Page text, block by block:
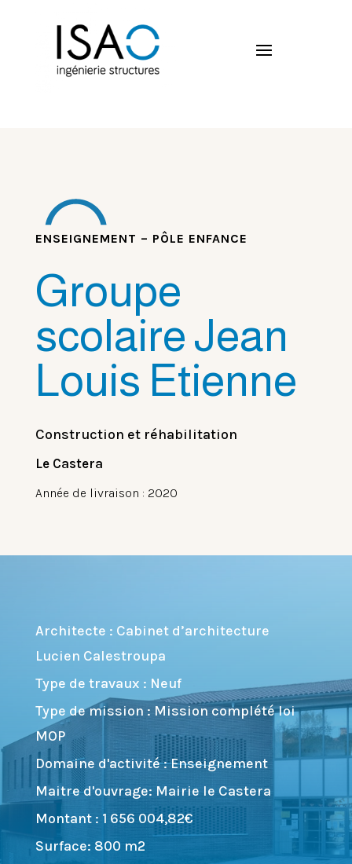
ENSEIGNEMENT – PÔLE ENFANCE
Groupe
scolaire Jean
Louis Etienne
Construction et réhabilitation
Le Castera
Année de livraison : 2020
Architecte : Cabinet d’architecture
Lucien Calestroupa
Type de travaux : Neuf
Type de mission : Mission complété loi
MOP
Domaine d'activité : Enseignement
Maitre d'ouvrage: Mairie le Castera
Montant : 1 656 004,82€
Surface: 800 m2